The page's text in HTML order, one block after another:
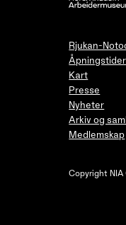
Rjukan-
Åpningstider
Kart
Presse
Nyheter
Arkiv og
Medlemskap
Copyright